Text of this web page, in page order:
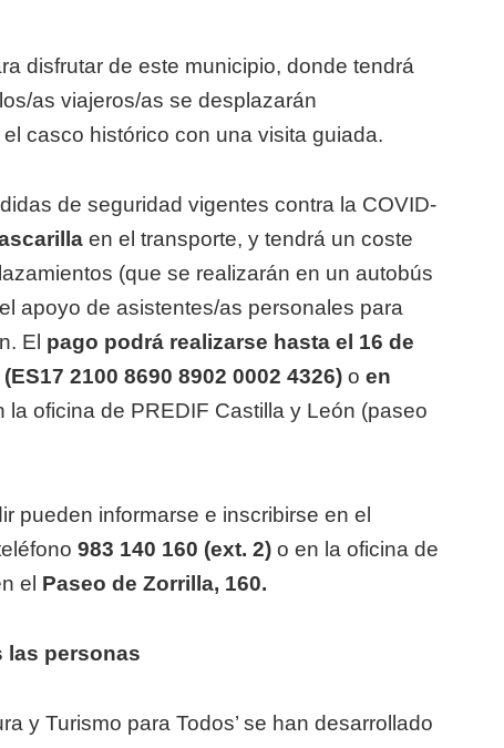
disfrutar de este municipio, donde tendrá
as viajeros/as se desplazarán
casco histórico con una visita guiada.
de seguridad vigentes contra la COVID-
en el transporte, y tendrá un coste
(que se realizarán en un autobús
apoyo de asistentes/as personales para
El pago podrá realizarse hasta el 16 de
2100 8690 8902 0002 4326)o en
la oficina de PREDIF Castilla y León (paseo
pueden informarse e inscribirse en el
983 140 160 (ext. 2) o en la oficina de
el Paseo de Zorrilla, 160.
las personas
y Turismo para Todos’ se han desarrollado